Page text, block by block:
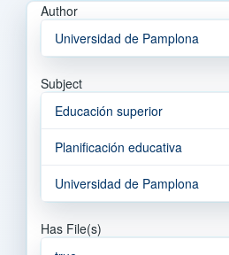
Author
Universidad de Pamplona
Subject
Educación superior
Planificación educativa
Universidad de Pamplona
Has File(s)